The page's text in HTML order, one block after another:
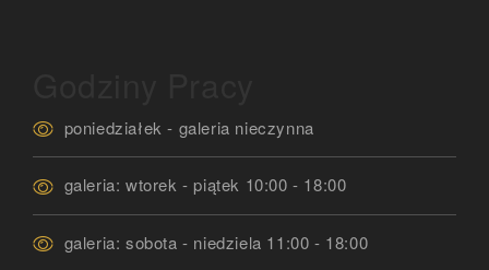
poniedziałek - galeria nieczynna
galeria: wtorek - piątek 10:00 - 18:00
galeria: sobota - niedziela 11:00 - 18:00